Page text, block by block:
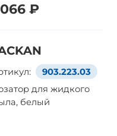
066 ₽
903.223.03
для жидкого
белый